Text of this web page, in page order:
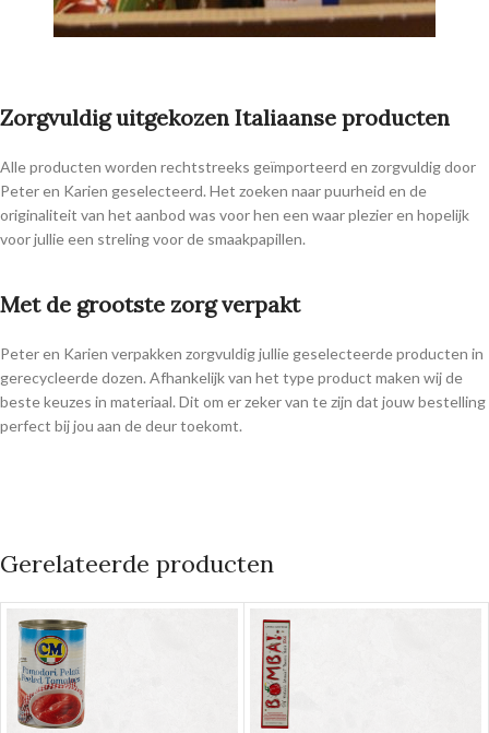
Zorgvuldig uitgekozen Italiaanse producten
Alle producten worden rechtstreeks geïmporteerd en zorgvuldig door
Peter en Karien geselecteerd. Het zoeken naar puurheid en de
originaliteit van het aanbod was voor hen een waar plezier en hopelijk
voor jullie een streling voor de smaakpapillen.
Met de grootste zorg verpakt
Peter en Karien verpakken zorgvuldig jullie geselecteerde producten in
gerecycleerde dozen. Afhankelijk van het type product maken wij de
beste keuzes in materiaal. Dit om er zeker van te zijn dat jouw bestelling
perfect bij jou aan de deur toekomt.
Gerelateerde producten